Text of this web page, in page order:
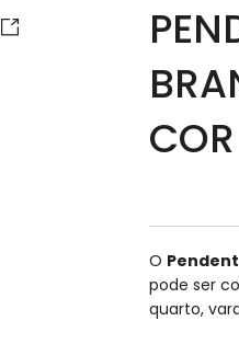
O
pode ser
quarto,